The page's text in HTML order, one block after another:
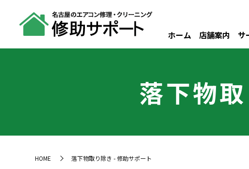
ホーム 店舗案内 サ
落下物
HOME 落下物取り除き - 修助サポート